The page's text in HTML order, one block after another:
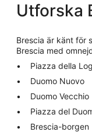
Utforska
Brescia är känt för
Brescia med
Piazza della
Duomo Nuovo
Duomo Vecchio
Piazza del
Brescia-borgen